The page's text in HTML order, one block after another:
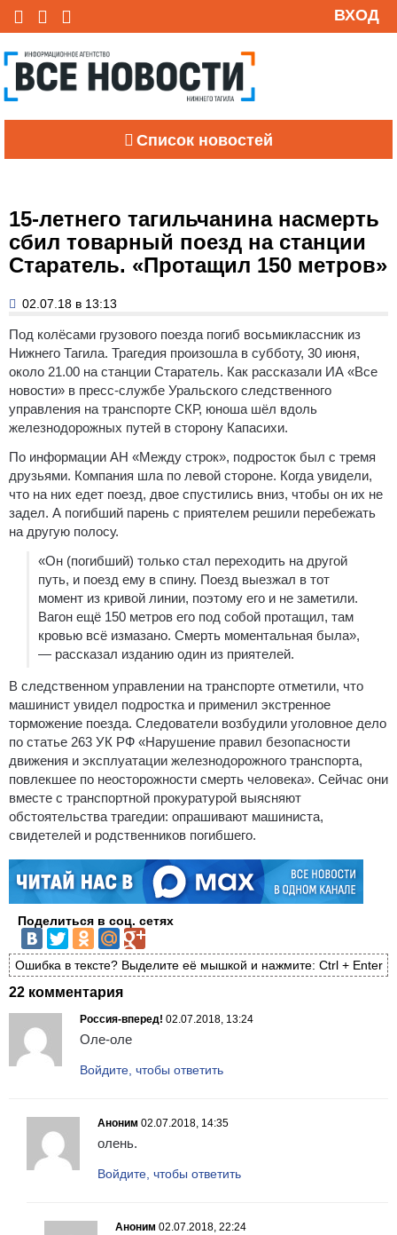
ВХОД
Список новостей
15-летнего тагильчанина насмерть
сбил товарный поезд на станции
Старатель. «Протащил 150 метров»
02.07.18 в 13:13
Под колёсами грузового поезда погиб восьмиклассник из
Нижнего Тагила. Трагедия произошла в субботу, 30 июня,
около 21.00 на станции Старатель. Как рассказали ИА «Все
новости» в пресс-службе Уральского следственного
управления на транспорте СКР, юноша шёл вдоль
железнодорожных путей в сторону Капасихи.
По информации АН «Между строк», подросток был с тремя
друзьями. Компания шла по левой стороне. Когда увидели,
что на них едет поезд, двое спустились вниз, чтобы он их не
задел. А погибший парень с приятелем решили перебежать
на другую полосу.
«Он (погибший) только стал переходить на другой
путь, и поезд ему в спину. Поезд выезжал в тот
момент из кривой линии, поэтому его и не заметили.
Вагон ещё 150 метров его под собой протащил, там
кровью всё измазано. Смерть моментальная была»,
— рассказал изданию один из приятелей.
В следственном управлении на транспорте отметили, что
машинист увидел подростка и применил экстренное
торможение поезда. Следователи возбудили уголовное дело
по статье 263 УК РФ «Нарушение правил безопасности
движения и эксплуатации железнодорожного транспорта,
повлекшее по неосторожности смерть человека». Сейчас они
вместе с транспортной прокуратурой выясняют
обстоятельства трагедии: опрашивают машиниста,
свидетелей и родственников погибшего.
Поделиться в соц. сетях
Ошибка в тексте? Выделите её мышкой и нажмите: Ctrl + Enter
22 комментария
Россия-вперед! 02.07.2018, 13:24
Оле-оле
Войдите, чтобы ответить
Аноним 02.07.2018, 14:35
олень.
Войдите, чтобы ответить
Аноним 02.07.2018, 22:24